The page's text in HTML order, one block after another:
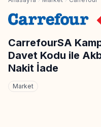
CarrefourSA
Davet Kodu ile
Nakit İade
Market